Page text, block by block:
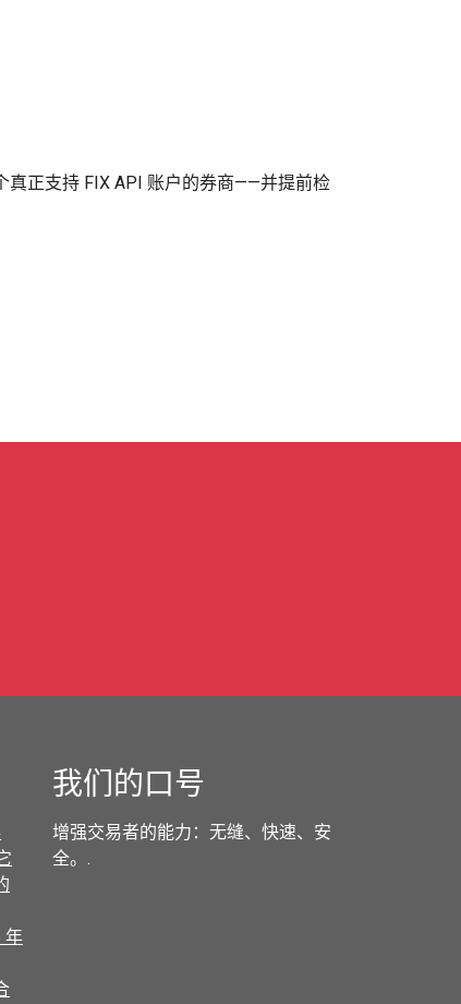
真正支持 FIX API 账户的券商——并提前检
年
我们的口号
增强交易者的能力：无缝、快速、安
全。.